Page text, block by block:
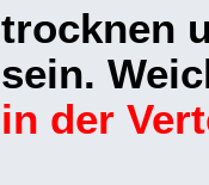
trocknen
sein.
in der